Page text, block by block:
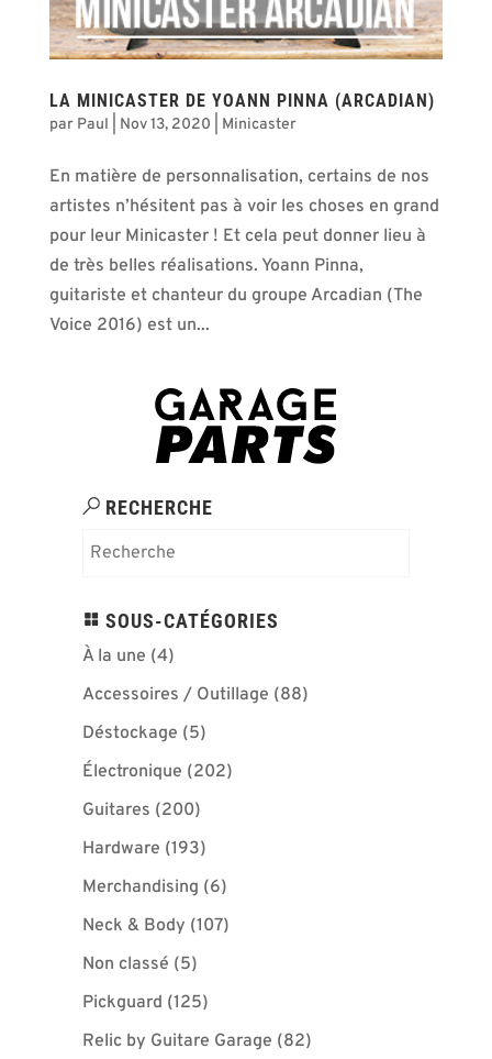
LA MINICASTER DE YOANN PINNA (ARCADIAN)
par Paul Nov 13, 2020 Minicaster
En matière de personnalisation, certains de nos
artistes n’hésitent pas à voir les choses en grand
pour leur Minicaster ! Et cela peut donner lieu à
de très belles réalisations. Yoann Pinna,
guitariste et chanteur du groupe Arcadian (The
Voice 2016) est un...
RECHERCHE
SOUS-CATÉGORIES
À la une (4)
Accessoires / Outillage (88)
Déstockage (5)
Électronique (202)
Guitares (200)
Hardware (193)
Merchandising (6)
Neck & Body (107)
Non classé (5)
Pickguard (125)
Relic by Guitare Garage (82)